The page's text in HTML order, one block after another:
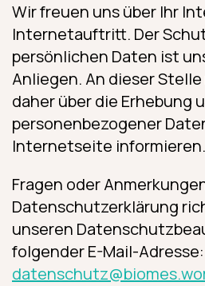
Wir freuen uns über Ihr
Internetauftritt. Der
persönlichen Daten ist
Anliegen. An dieser
daher über die Erhebung
personenbezogener
Internetseite informieren.
Fragen oder
Datenschutzerklärung
unseren
folgender E-Mail-Adresse: